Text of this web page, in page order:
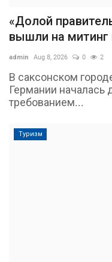
«Долой
вышли на митинг
admin Aug 8, 2026 0 2
В саксонском
Германии началась
требованием...
Туризм